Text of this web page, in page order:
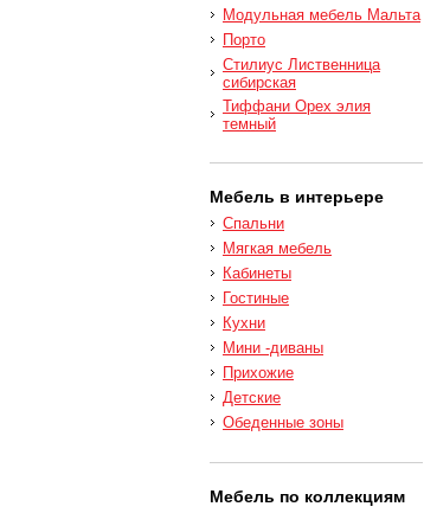
Модульная мебель Мальта
Порто
Стилиус Лиственница
сибирская
Тиффани Орех элия
темный
Мебель в интерьере
Спальни
Мягкая мебель
Кабинеты
Гостиные
Кухни
Мини -диваны
Прихожие
Детские
Обеденные зоны
Мебель по коллекциям